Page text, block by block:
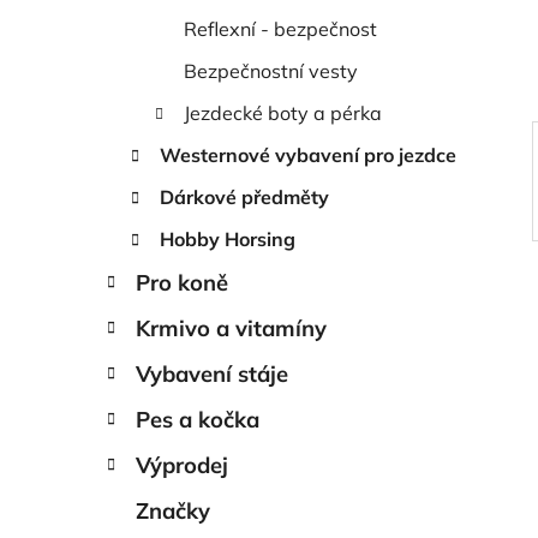
Reflexní - bezpečnost
Bezpečnostní vesty
Jezdecké boty a pérka
Westernové vybavení pro jezdce
Dárkové předměty
Hobby Horsing
Pro koně
Krmivo a vitamíny
Vybavení stáje
Pes a kočka
Výprodej
Značky